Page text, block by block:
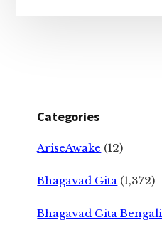
Categories
AriseAwake (12)
Bhagavad Gita (1,372)
Bhagavad Gita Bengali